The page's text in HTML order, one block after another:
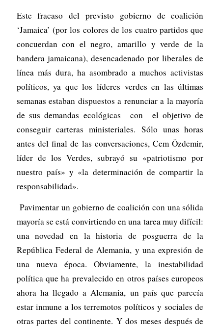
Este fracaso del previsto gobierno de coalición
‘Jamaica’ (por los colores de los cuatro partidos que
concuerdan con el negro, amarillo y verde de la
bandera jamaicana), desencadenado por liberales de
línea más dura, ha asombrado a muchos activistas
políticos, ya que los líderes verdes en las últimas
semanas estaban dispuestos a renunciar a la mayoría
de sus demandas ecológicas con el objetivo de
conseguir carteras ministeriales. Sólo unas horas
antes del final de las conversaciones, Cem Özdemir,
líder de los Verdes, subrayó su «patriotismo por
nuestro país» y «la determinación de compartir la
responsabilidad».
Pavimentar un gobierno de coalición con una sólida
mayoría se está convirtiendo en una tarea muy difícil:
una novedad en la historia de posguerra de la
República Federal de Alemania, y una expresión de
una nueva época. Obviamente, la inestabilidad
política que ha prevalecido en otros países europeos
ahora ha llegado a Alemania, un país que parecía
estar inmune a los terremotos políticos y sociales de
otras partes del continente. Y dos meses después de